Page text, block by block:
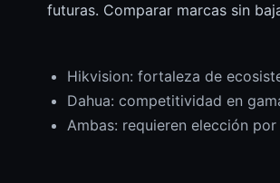
futuras. Comparar marcas sin
Hikvision: fortaleza de
Dahua: competitividad en
Ambas: requieren elección